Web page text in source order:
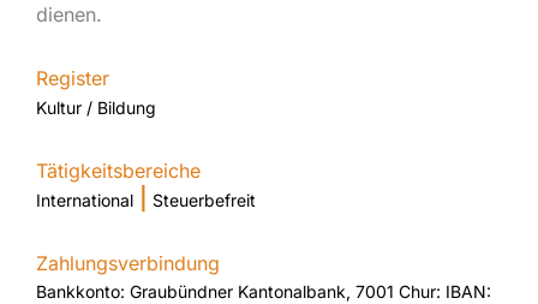
dienen.
Register
Kultur / Bildung
Tätigkeitsbereiche
International Steuerbefreit
Zahlungsverbindung
Bankkonto: Graubündner Kantonalbank, 7001 Chur: IBAN: